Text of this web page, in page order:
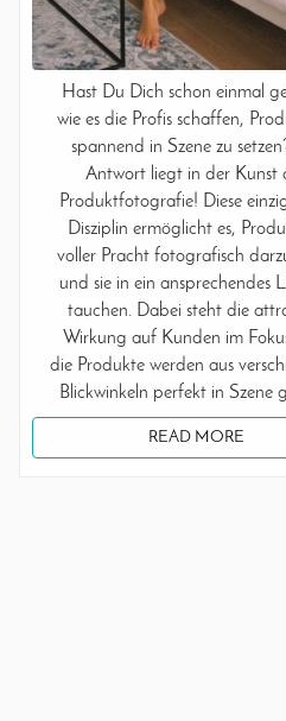
Hast Du Dich schon einmal
wie es die Profis schaffen,
spannend in Szene zu
Antwort liegt in der Kunst
Produktfotografie! Diese
Disziplin ermöglicht es,
voller Pracht fotografisch
und sie in ein ansprechendes
tauchen. Dabei steht die
Wirkung auf Kunden im
die Produkte werden aus
Blickwinkeln perfekt in Szene
READ MORE